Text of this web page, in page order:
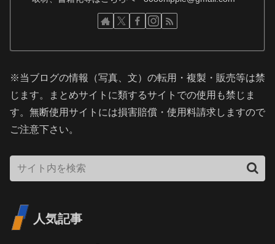
※当ブログの情報（写真、文）の転用・複製・販売等は禁
じます。まとめサイトに類するサイトでの使用も禁じま
す。無断使用サイトには損害賠償・使用料請求しますので
ご注意下さい。
人気記事